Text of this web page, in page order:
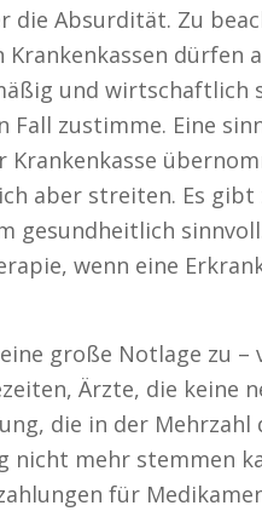
die Absurdität. Zu
Krankenkassen dürfen
und wirtschaftlich
zustimme. Eine
aber streiten. Es gibt
gesundheitlich
wenn eine
große Notlage zu –
Ärzte, die keine
die in der Mehrzahl
nicht mehr stemmen
für